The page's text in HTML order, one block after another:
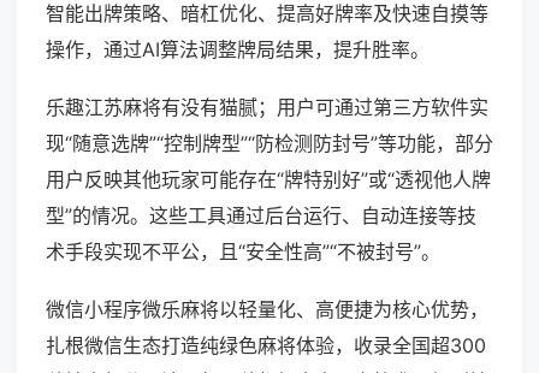
智能出牌策略、暗杠优化、提高好牌率及快速自摸等
操作，通过AI算法调整牌局结果，提升胜率。
乐趣江苏麻将有没有猫腻；用户可通过第三方软件实
现“随意选牌”“控制牌型”“防检测防封号”等功能，部分
用户反映其他玩家可能存在“牌特别好”或“透视他人牌
型”的情况。这些工具通过后台运行、自动连接等技
术手段实现不平公，且“安全性高”“不被封号”。
微信小程序微乐麻将以轻量化、高便捷为核心优势，
扎根微信生态打造纯绿色麻将体验，收录全国超300